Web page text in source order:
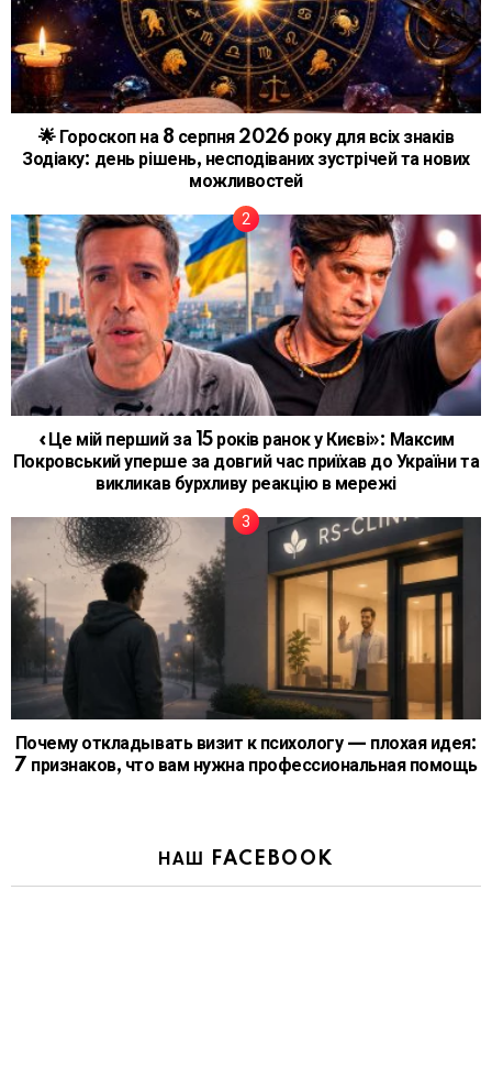
🌟 Гороскоп на 8 серпня 2026 року для всіх знаків
Зодіаку: день рішень, несподіваних зустрічей та нових
можливостей
«Це мій перший за 15 років ранок у Києві»: Максим
Покровський уперше за довгий час приїхав до України та
викликав бурхливу реакцію в мережі
Почему откладывать визит к психологу — плохая идея:
7 признаков, что вам нужна профессиональная помощь
НАШ FACEBOOK